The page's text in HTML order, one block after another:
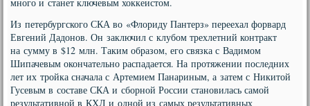
Из петербургского СКА во «Флориду Пантерз» переехал форвард
Евгений Дадонов. Он заключил с клубом трехлетний контракт
на сумму в $12 млн. Таким образом, его связка с Вадимом
Шипачевым окончательно распадается. На протяжении последних
лет их тройка сначала с Артемием Панариным, а затем с Никитой
Гусевым в составе СКА и сборной России становилась самой
результативной в КХЛ и одной из самых результативных